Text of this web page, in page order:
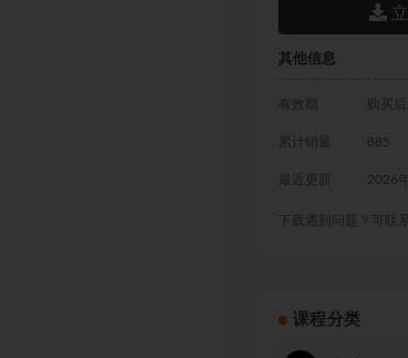
其他信息
有效期 购买
累计销量 885
最近更新 2026
下载遇到问题？可联
课程分类